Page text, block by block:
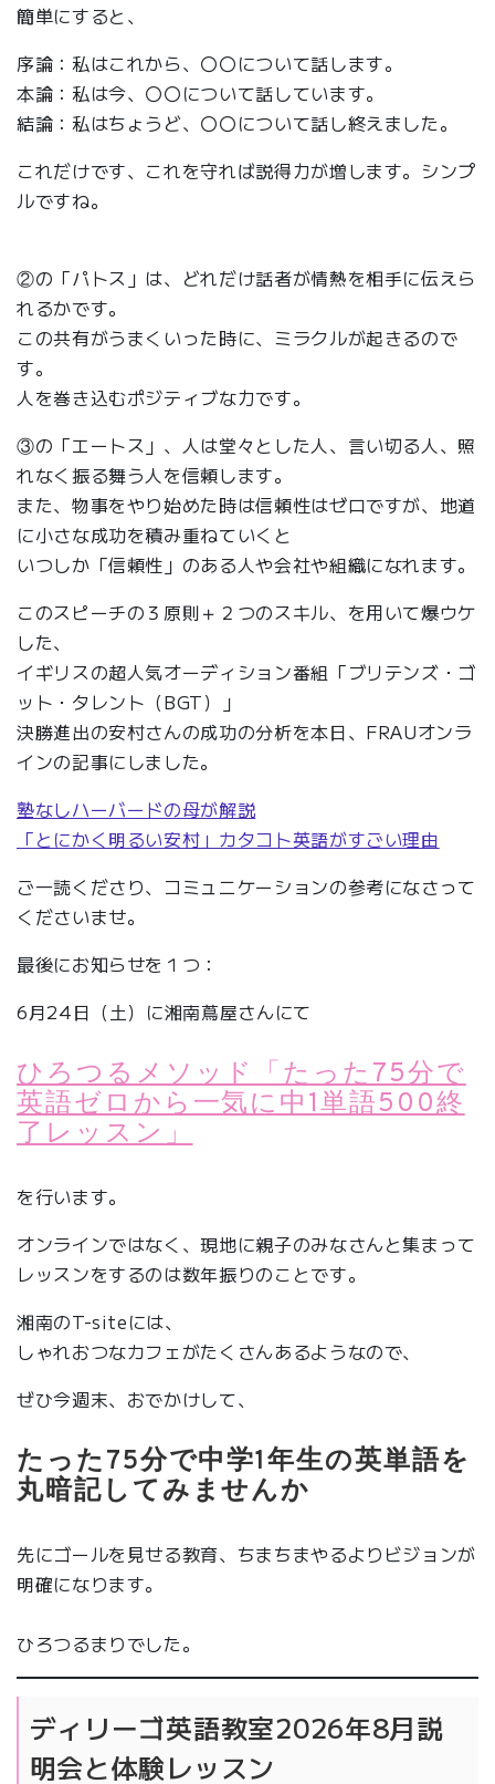
簡単にすると、
序論：私はこれから、〇〇について話します。
本論：私は今、〇〇について話しています。
結論：私はちょうど、〇〇について話し終えました。
これだけです、これを守れば説得力が増します。シンプ
ルですね。
②の「パトス」は、どれだけ話者が情熱を相手に伝えら
れるかです。
この共有がうまくいった時に、ミラクルが起きるので
す。
人を巻き込むポジティブな力です。
③の「エートス」、人は堂々とした人、言い切る人、照
れなく振る舞う人を信頼します。
また、物事をやり始めた時は信頼性はゼロですが、地道
に小さな成功を積み重ねていくと
いつしか「信頼性」のある人や会社や組織になれます。
このスピーチの３原則＋２つのスキル、を用いて爆ウケ
した、
イギリスの超人気オーディション番組「ブリテンズ・ゴ
ット・タレント（BGT）」
決勝進出の安村さんの成功の分析を本日、FRAUオンラ
インの記事にしました。
塾なしハーバードの母が解説
「とにかく明るい安村」カタコト英語がすごい理由
ご一読くださり、コミュニケーションの参考になさって
くださいませ。
最後にお知らせを１つ：
6月24日（土）に湘南蔦屋さんにて
ひろつるメソッド「たった75分で
英語ゼロから一気に中1単語500終
了レッスン」
を行います。
オンラインではなく、現地に親子のみなさんと集まって
レッスンをするのは数年振りのことです。
湘南のT-siteには、
しゃれおつなカフェがたくさんあるようなので、
ぜひ今週末、おでかけして、
たった75分で中学1年生の英単語を
丸暗記してみませんか
先にゴールを見せる教育、ちまちまやるよりビジョンが
明確になります。
ひろつるまりでした。
ディリーゴ英語教室2026年8月説
明会と体験レッスン